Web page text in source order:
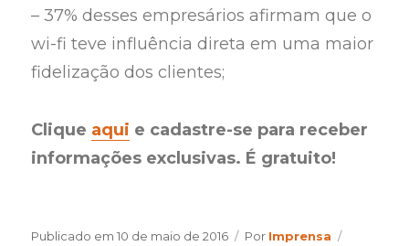
– 37% desses empresários afirmam que o
wi-fi teve influência direta em uma maior
fidelização dos clientes;
Clique aqui e cadastre-se para receber
informações exclusivas. É gratuito!
Publicado em10 de maio de 2016 Por Author
Imprensa